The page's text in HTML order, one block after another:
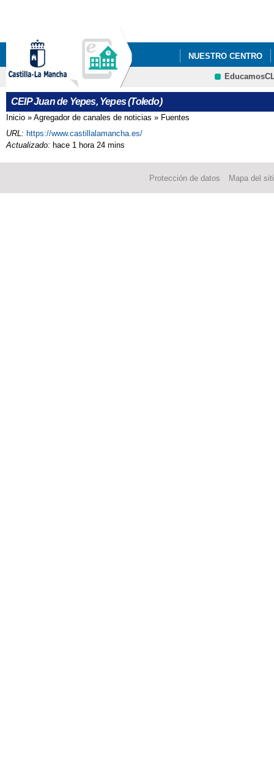
NUESTRO CENTRO
COMEDOR
CEIP Juan de Yepes, Yepes (Toledo)
Se encuentra usted aquí
Inicio » Agregador de canales de noticias » Fuentes
URL: https://www.castillalamancha.es/
Actualizado: hace 1 hora 24 mins
Protección de datos Mapa del